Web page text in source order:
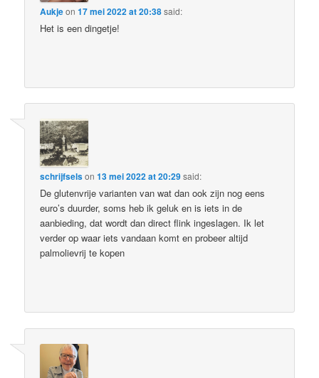
Aukjeon17 mei 2022 at 20:38said:
Het is een dingetje!
schrijfselson13 mei 2022 at 20:29said:
De glutenvrije varianten van wat dan ook zijn nog eens
euro’s duurder, soms heb ik geluk en is iets in de
aanbieding, dat wordt dan direct flink ingeslagen. Ik let
verder op waar iets vandaan komt en probeer altijd
palmolievrij te kopen